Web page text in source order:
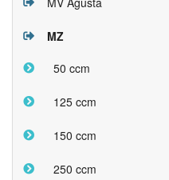
MZ
50 ccm
125 ccm
150 ccm
250 ccm